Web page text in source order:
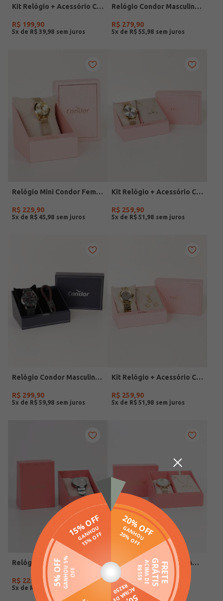
Kit Relógio + Acessório Condor Feminino PRATA
R$ 199,90
5x de R$ 39 98
Relógio Condor Masculino PRATA
R$ 279,90
5x de R$ 55 98
Relógio Mini Condor Feminino DOURADO
R$ 229,90
5x de R$ 45 98
Kit Relógio + Acessório Condor Feminino DOURADO
R$ 259,90
5x de R$ 51 98
Relógio Condor Masculino PRETO
R$ 299,90
5x de R$ 59 98
Kit Relógio + Acessório Condor Feminino DOURADO
R$ 259,90
5x de R$ 51 98
Relógio Condor Feminino PRATA
R$ 229 90
5x de R$ 45 ,98
Relógio Condor Feminino DOURADO
R$259 90
x de R$ 51 98